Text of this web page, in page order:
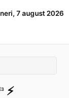
7 august 2026
⚡️